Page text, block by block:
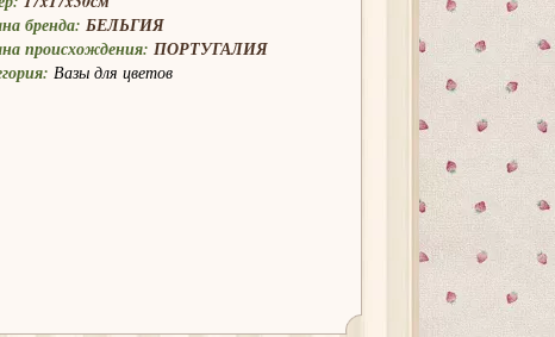
бренда: БЕЛЬГИЯ
происхождения: ПОРТУГАЛИЯ
Вазы для цветов